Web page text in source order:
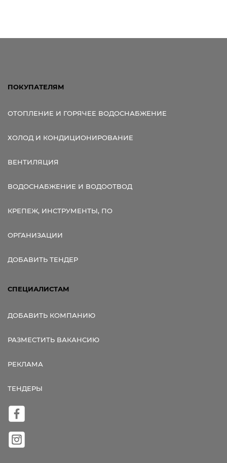
ПОКУПАТЕЛЯМ
ОТОПЛЕНИЕ И ГОРЯЧЕЕ ВОДОСНАБЖЕНИЕ
ХОЛОД И КОНДИЦИОНИРОВАНИЕ
ВЕНТИЛЯЦИЯ
ВОДОСНАБЖЕНИЕ И ВОДООТВОД
КРЕПЕЖ, ИНСТРУМЕНТЫ, ПО
ОРГАНИЗАЦИИ
ДОБАВИТЬ ТЕНДЕР
СПЕЦИАЛИСТАМ
ДОБАВИТЬ КОМПАНИЮ
РАЗМЕСТИТЬ ВАКАНСИЮ
РЕКЛАМА
ТЕНДЕРЫ